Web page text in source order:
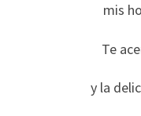
mis
Te
y la